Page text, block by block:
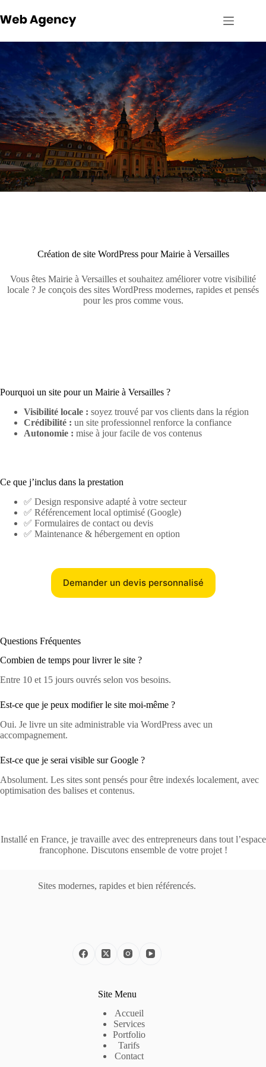
au
contenu
Création de site WordPress pour Mairie à Versailles
Vous êtes Mairie à Versailles et souhaitez améliorer votre visibilité
locale ? Je conçois des sites WordPress modernes, rapides et pensés
pour les pros comme vous.
Pourquoi un site pour un Mairie à Versailles ?
Visibilité locale : soyez trouvé par vos clients dans la région
Crédibilité : un site professionnel renforce la confiance
Autonomie : mise à jour facile de vos contenus
Ce que j’inclus dans la prestation
✅ Design responsive adapté à votre secteur
✅ Référencement local optimisé (Google)
✅ Formulaires de contact ou devis
✅ Maintenance & hébergement en option
Demander un devis personnalisé
Questions Fréquentes
Combien de temps pour livrer le site ?
Entre 10 et 15 jours ouvrés selon vos besoins.
Est-ce que je peux modifier le site moi-même ?
Oui. Je livre un site administrable via WordPress avec un
accompagnement.
Est-ce que je serai visible sur Google ?
Absolument. Les sites sont pensés pour être indexés localement, avec
optimisation des balises et contenus.
Installé en France, je travaille avec des entrepreneurs dans tout l’espace
francophone. Discutons ensemble de votre projet !
Sites modernes, rapides et bien référencés.
Site Menu
Accueil
Services
Portfolio
Tarifs
Contact